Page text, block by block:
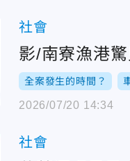
社會
影/南寮漁港
全案發生的時間？
2026/07/20 14:34
社會